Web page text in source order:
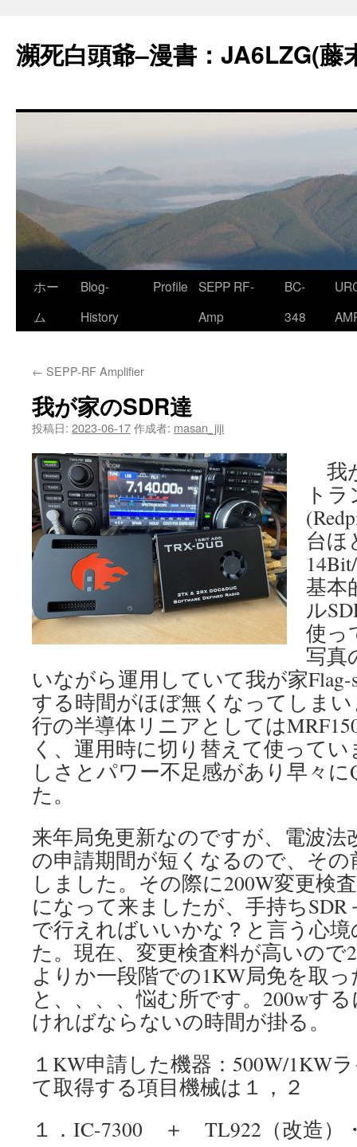
テ
ン
ス
瀕死白頭爺–漫書：JA6LZG(藤
ホー
ム
Blog-
History
Profile
SEPP RF-
Amp
BC-
348
← SEPP-RF Amplifier
我が家のSDR達
投稿日: 2023-06-17作成者: masan_jiji
我
ト
台ほ
基本
ル
使っ
写真
いながら運用していて我が家Flag-
する時間がほぼ無くなってしま
行の半導体リニアとしては
く、運用時に切り替えて使って
しさとパワー不足感があり早々
た。
来年局免更新なのですが、電波法
の申請期間が短くなるので、そ
しました。その際に200W変更検
になって来ましたが、手持ちSDR
で行えればいいかな？と言う心
た。現在、変更検査料が高いので
よりか一段階での1KW局免を取
と、、、、悩む所です。200wす
ければならないの時間が掛る。
１KW申請した機器：500W/1KW
て取得する項目機械は１，２
１．IC-7300 ＋ TL922（改造）